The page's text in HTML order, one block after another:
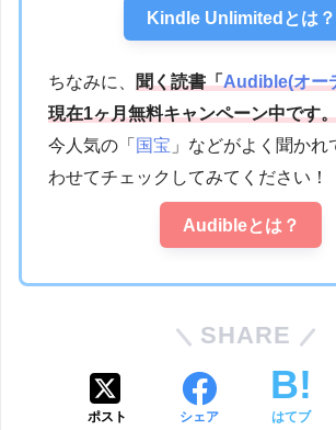
Kindle Unlimitedとは？
ちなみに、 聞く読書「Audible(オー
現在1ヶ月無料キャンペーン中です
今人気の「 国宝 」などがよく聞かれ
わせてチェックしてみてください！
Audibleとは？
SHARE
ポスト シェア はてブ